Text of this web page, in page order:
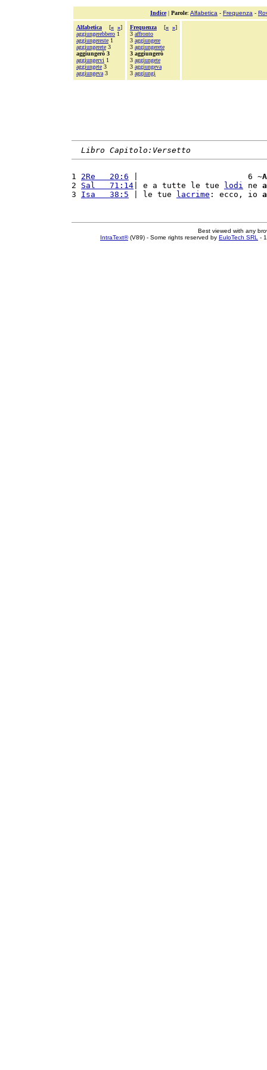
Indice| Parole: Alfabetica - Frequenza -
Alfabetica [« »]
aggiungerebbero 1
aggiungereste 1
aggiungerete 3
aggiungerò 3
aggiungervi 1
aggiungete 3
aggiungeva 3
Frequenza [« »]
3 affronto
3 aggiungere
3 aggiungerete
3 aggiungerò
3 aggiungete
3 aggiungeva
3 aggiungi
Libro Capitolo:Versetto
1 2Re   20:6 |                       6 ~
2 Sal   71:14 | e a tutte le tue lodi ne
3 Isa   38:5 | le tue lacrime : ecco, io
Best viewed with any
IntraText®(V89) - Some rights reserved by EuloTech SRL -